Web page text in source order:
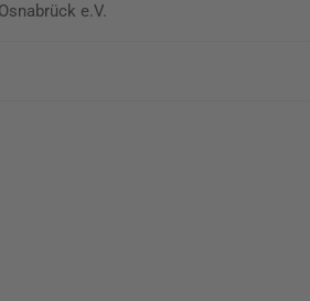
e.V.